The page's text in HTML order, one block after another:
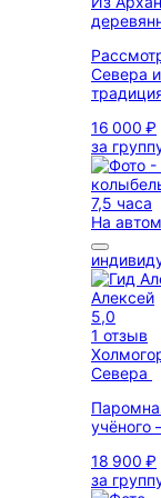
Севера
16 000 ₽
за
7,5 часа
На
Алексей
5,0
1 отзыв
Севера
учёного
18 900 ₽
за